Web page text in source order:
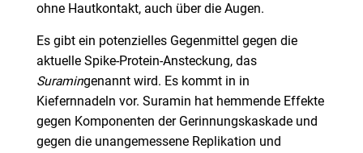
ohne Hautkontakt, auch über die Augen.
Es gibt ein potenzielles Gegenmittel gegen die
aktuelle Spike-Protein-Ansteckung, das
Suramingenannt wird. Es kommt in in
Kiefernnadeln vor. Suramin hat hemmende Effekte
gegen Komponenten der Gerinnungskaskade und
gegen die unangemessene Replikation und